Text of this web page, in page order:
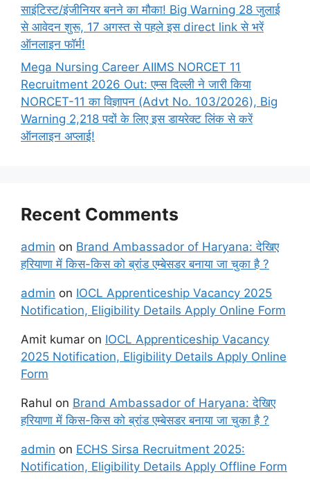
साइंटिस्ट/इंजीनियर बनने का मौका! Big Warning 28 जुलाई
से आवेदन शुरू, 17 अगस्त से पहले इस direct link से भरें
ऑनलाइन फॉर्म!
Mega Nursing Career AIIMS NORCET 11
Recruitment 2026 Out: एम्स दिल्ली ने जारी किया
NORCET-11 का विज्ञापन (Advt No. 103/2026), Big
Warning 2,218 पदों के लिए इस डायरेक्ट लिंक से करें
ऑनलाइन अप्लाई!
Recent Comments
admin on Brand Ambassador of Haryana: देखिए
हरियाणा में किस-किस को ब्रांड एम्बेसडर बनाया जा चुका है ?
admin on IOCL Apprenticeship Vacancy 2025
Notification, Eligibility Details Apply Online Form
Amit kumar on IOCL Apprenticeship Vacancy
2025 Notification, Eligibility Details Apply Online
Form
Rahul on Brand Ambassador of Haryana: देखिए
हरियाणा में किस-किस को ब्रांड एम्बेसडर बनाया जा चुका है ?
admin on ECHS Sirsa Recruitment 2025:
Notification, Eligibility Details Apply Offline Form